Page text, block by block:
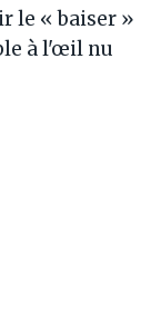
le « baiser »
à l'œil nu